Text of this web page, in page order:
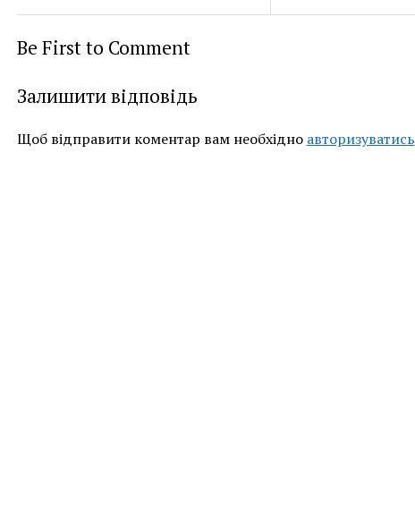
Be First to Comment
Залишити відповідь
Щоб відправити коментар вам необхідно авторизуватись